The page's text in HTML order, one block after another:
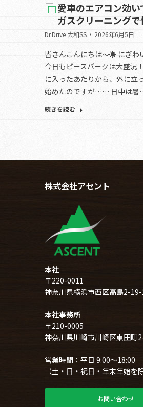
愛車のエアコン効
ガスクリーニング
Dr.Drive 大和SS 2026年6月5日
皆さんこんにちは～☀ にぎわ
今日もピースパークは大盛況
に入ったあたりから、外に立
始めたのですが…… 日中は
続きを読む
株式会社アセント
本社
〒220-0011
神奈川県横浜市西区高島2-
本社事務所
〒210-0005
神奈川県川崎市川崎区東田町
営業時間：平日 9:00～18:00
（土・日・祝日・年末年始を
お問い合わせ